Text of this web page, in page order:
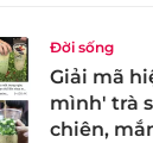
Đời sống
Giải mã
mình' trà
chiên,